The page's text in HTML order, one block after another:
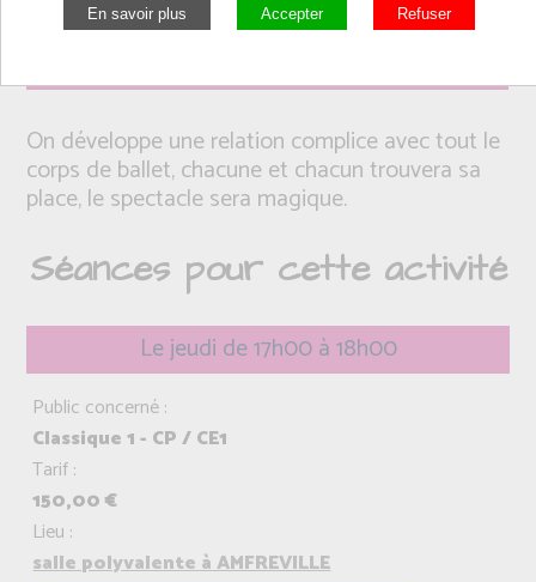
On développe une relation complice avec tout le
corps de ballet, chacune et chacun trouvera sa
place, le spectacle sera magique.
Séances pour cette activité
Le jeudi de 17h00 à 18h00
Public concerné :
Classique 1 - CP / CE1
Tarif :
150,00 €
Lieu :
salle polyvalente à AMFREVILLE